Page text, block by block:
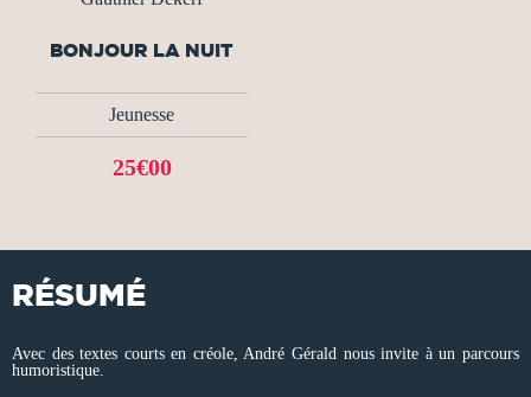
BONJOUR LA NUIT
Jeunesse
25€00
RÉSUMÉ
Avec des textes courts en créole, André Gérald nous invite à un parcours
humoristique.